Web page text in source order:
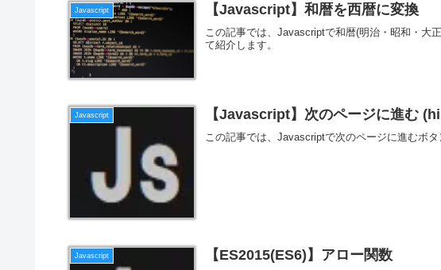
Javascript 【Javascript】和暦を西暦に変換
この記事では、Javascriptで和暦(明治・昭和・大
て紹介します。
Javascript 【Javascript】次のページに進む
この記事では、Javascriptで次のページに進むボ
Javascript 【ES2015(ES6)】アロー関数